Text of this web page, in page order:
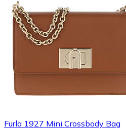
Furla 1927 Mini Crossbody Bag